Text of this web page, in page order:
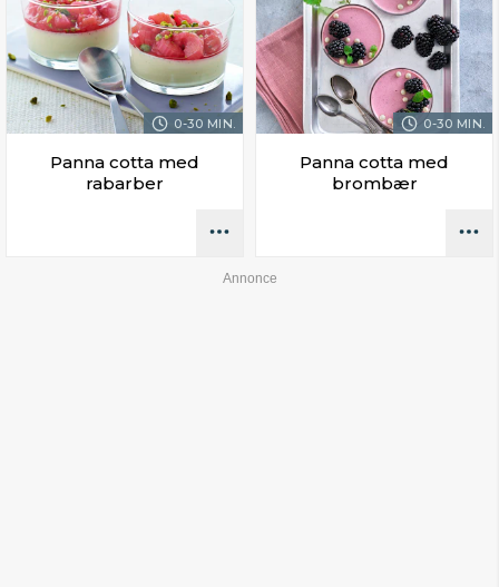
0-30 MIN.
Panna cotta med
rabarber
0-30 MIN.
Panna cotta med
brombær